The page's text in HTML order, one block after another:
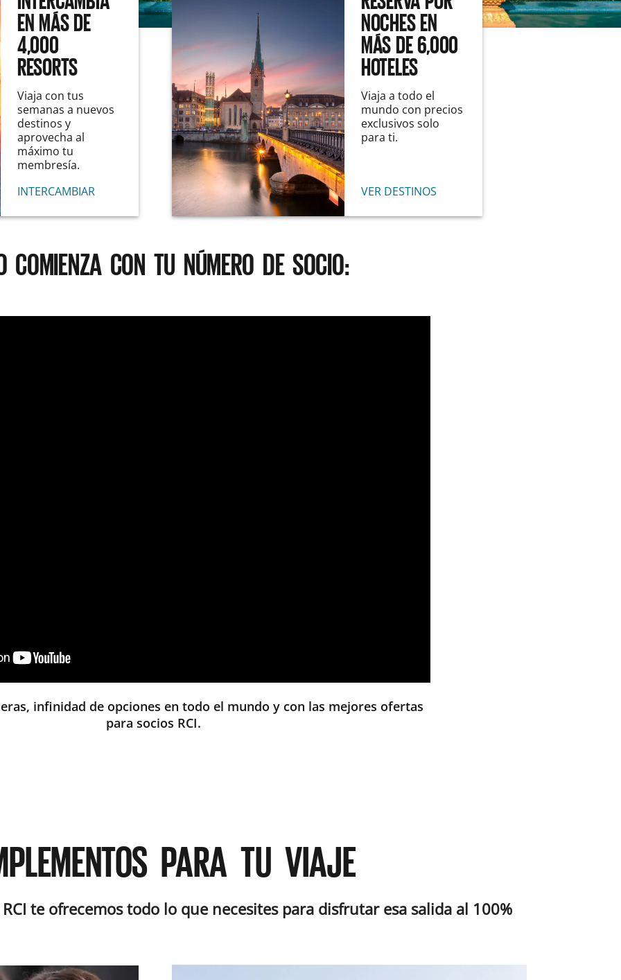
EN MÁS DE
4,000
RESORTS
Viaja con tus
semanas a nuevos
destinos y
aprovecha al
máximo tu
membresía.
INTERCAMBIAR
NOCHES EN
MÁS DE 6,000
HOTELES
Viaja a todo el
mundo con precios
exclusivos solo
para ti.
VER DESTINOS
COMIENZA CON TU NÚMERO DE SOCIO:
infinidad de opciones en todo el mundo y con las mejores ofertas
para socios RCI.
PARA TU VIAJE
te ofrecemos todo lo que necesites para disfrutar esa salida al 100%